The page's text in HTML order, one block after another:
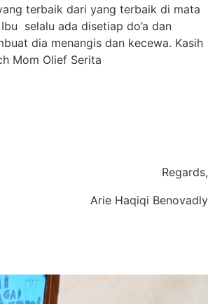
terbaik dari yang terbaik di mata
selalu ada disetiap do’a dan
dia menangis dan kecewa. Kasih
Mom Olief Serita
Arie Haqiqi Benovadly